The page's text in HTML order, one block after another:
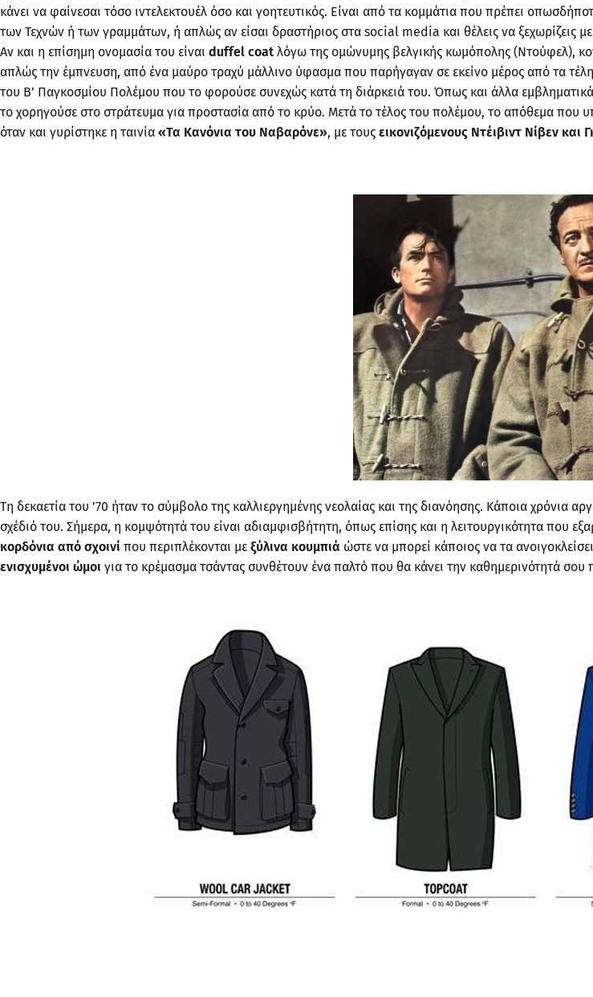
κάνει να φαίνεσαι τόσο ιντελεκτουέλ όσο και γοητευτικός. Είναι από τα κομμάτια που πρέπει
των Τεχνών ή των γραμμάτων, ή απλώς αν είσαι δραστήριος στα social media και θέλεις να ξεχωρίζεις
Αν και η επίσημη ονομασία του είναι duffel coat λόγω της ομώνυμης βελγικής κωμόπολης (Ντούφελ),
απλώς την έμπνευση, από ένα μαύρο τραχύ μάλλινο ύφασμα που παρήγαγαν σε εκείνο μέρος από τα
του Β’ Παγκοσμίου Πολέμου που το φορούσε συνεχώς κατά τη διάρκειά του. Όπως και άλλα
το χορηγούσε στο στράτευμα για προστασία από το κρύο. Μετά το τέλος του πολέμου, το απόθεμα που
όταν και γυρίστηκε η ταινία «Τα Κανόνια του Ναβαρόνε», με τους εικονιζόμενους Ντέιβιντ Νίβεν και
Τη δεκαετία του ’70 ήταν το σύμβολο της καλλιεργημένης νεολαίας και της διανόησης. Κάποια χρόνια
σχέδιό του. Σήμερα, η κομψότητά του είναι αδιαμφισβήτητη, όπως επίσης και η λειτουργικότητα που
κορδόνια από σχοινί που περιπλέκονται με ξύλινα κουμπιά ώστε να μπορεί κάποιος να τα
ενισχυμένοι ώμοι για το κρέμασμα τσάντας συνθέτουν ένα παλτό που θα κάνει την καθημερινότητά σου